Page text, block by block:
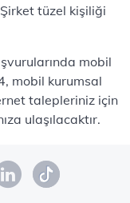
tüzel kişiliği
mobil
mobil kurumsal
talepleriniz için
ulaşılacaktır.